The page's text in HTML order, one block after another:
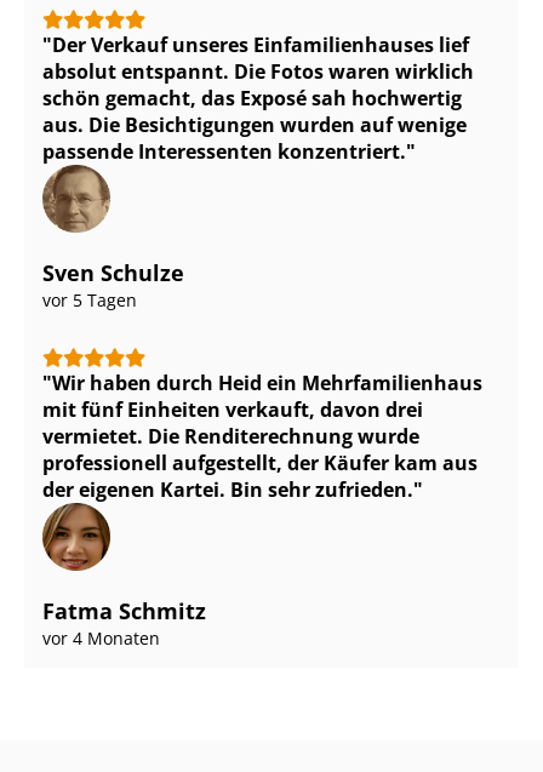
Der Verkauf unseres Ein­fa­mi­li­en­hau­ses lief
absolut entspannt. Die Fotos waren wirklich
schön gemacht, das Exposé sah hochwertig
aus. Die Besichtigungen wurden auf wenige
passende Interessenten konzentriert.
Sven Schulze
vor 5 Tagen
Wir haben durch Heid ein Mehr­fa­mi­li­en­haus
mit fünf Einheiten verkauft, davon drei
vermietet. Die Renditerechnung wurde
professionell aufgestellt, der Käufer kam aus
der eigenen Kartei. Bin sehr zufrieden.
Fatma Schmitz
vor 4 Monaten